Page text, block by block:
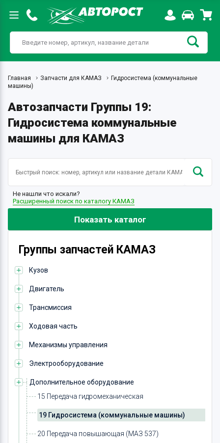
Главная Запчасти для КАМАЗ
Гидросистема (коммунальные
машины)
Автозапчасти Группы 19:
Гидросистема коммунальные
машины для КАМАЗ
Не нашли что искали?
Расширенный поиск по каталогу КАМАЗ
Показать каталог
Группы запчастей КАМАЗ
Кузов
Двигатель
Трансмиссия
Ходовая часть
Механизмы управления
Электрооборудование
Дополнительное оборудование
15 Передача гидромеханическая
19 Гидросистема (коммунальные машины)
20 Передача повышающая (МАЗ 537)